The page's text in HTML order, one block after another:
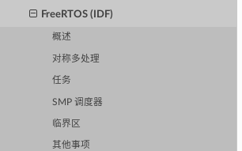
FreeRTOS (IDF)
概述
对称多处理
任务
SMP 调度器
临界区
其他事项